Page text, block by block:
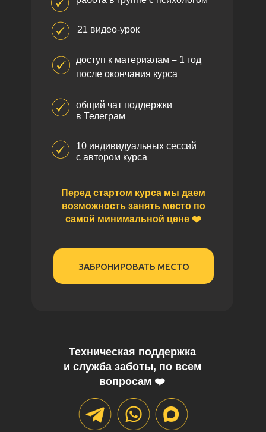
21 видео-урок
доступ к материалам – 1 год
после окончания курса
Перед стартом курса мы даем
возможность занять место по
самой минимальной цене ❤️
Техническая поддержка
и служба заботы, по всем
вопросам ❤️
общий чат поддержки
в Телеграм
10 индивидуальных сессий
с автором курса
ЗАБРОНИРОВАТЬ МЕСТО